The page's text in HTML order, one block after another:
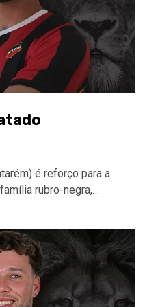
é reforço para a
rubro-negra,…